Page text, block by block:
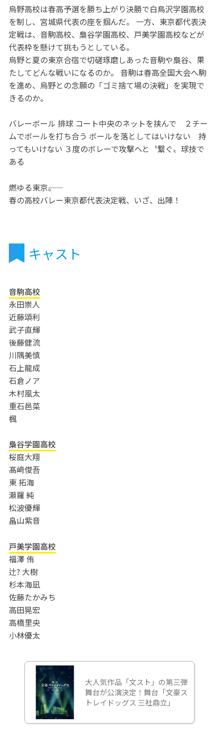
烏野高校は春高予選を勝ち上がり決勝で白鳥沢学園高校
を制し、宮城県代表の座を掴んだ。 一方、東京都代表決
定戦は、音駒高校、梟谷学園高校、戸美学園高校などが
代表枠を懸けて挑もうとしている。
烏野と夏の東京合宿で切磋琢磨しあった音駒や梟谷、果
たしてどんな戦いになるのか。 音駒は春高全国大会へ駒
を進め、烏野との念願の「ゴミ捨て場の決戦」を実現で
きるのか。
バレーボール 排球 コート中央のネットを挟んで ２チー
ムでボールを打ち合う ボールを落としてはいけない 持
ってもいけない ３度のボレーで攻撃へと〝繋ぐ〟球技で
ある
燃ゆる東京――。
春の高校バレー東京都代表決定戦、いざ、出陣！
キャスト
音駒高校
永田崇人
近藤頌利
武子直輝
後藤健流
川隅美慎
石上龍成
石倉ノア
木村風太
重石邑菜
楓
梟谷学園高校
桜庭大翔
髙﨑俊吾
東 拓海
瀬羅 純
松波優輝
畠山紫音
戸美学園高校
福澤 侑
辻? 大樹
杉本海凪
佐藤たかみち
高田晃宏
高橋里央
小林優太
大人気作品「文スト」の第三弾
舞台が公演決定！舞台「文豪ス
トレイドッグス 三社鼎立」